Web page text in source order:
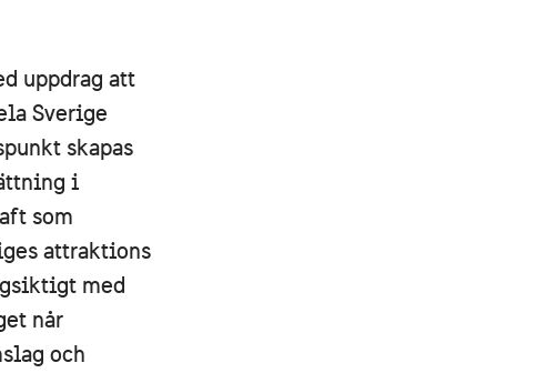
uppdrag att
Sverige
skapas
i
som
attraktions
med
når
och